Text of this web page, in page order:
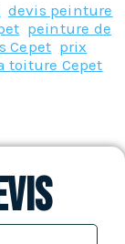
devis peinture
peinture de
Cepet prix
toiture Cepet